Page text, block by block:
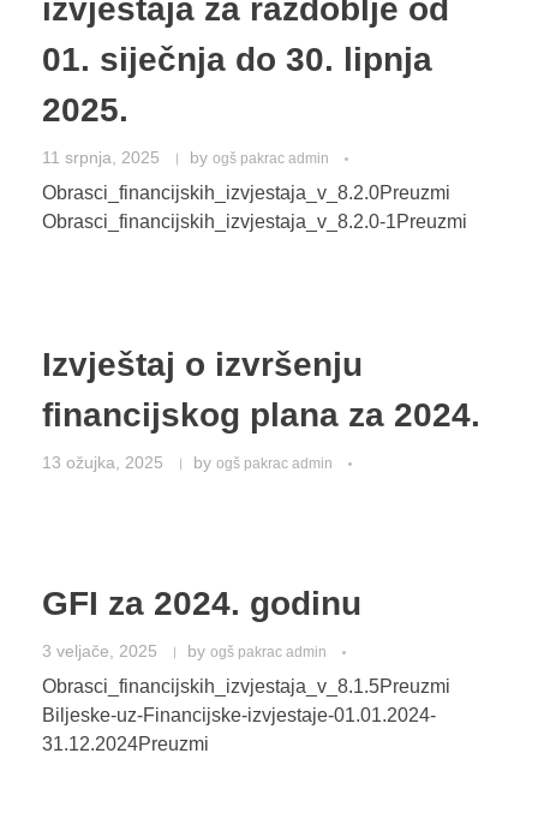
izvještaja za razdoblje od
01. siječnja do 30. lipnja
2025.
11 srpnja, 2025 by ogš pakrac admin
Obrasci_financijskih_izvjestaja_v_8.2.0Preuzmi
Obrasci_financijskih_izvjestaja_v_8.2.0-1Preuzmi
Izvještaj o izvršenju
financijskog plana za 2024.
13 ožujka, 2025 by ogš pakrac admin
GFI za 2024. godinu
3 veljače, 2025 by ogš pakrac admin
Obrasci_financijskih_izvjestaja_v_8.1.5Preuzmi
Biljeske-uz-Financijske-izvjestaje-01.01.2024-
31.12.2024Preuzmi